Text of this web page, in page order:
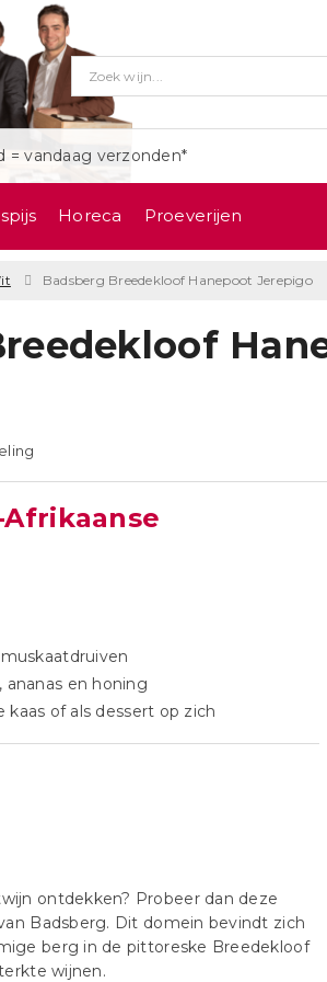
= vandaag verzonden*
Horeca Proeverijen
Badsberg Breedekloof Hanepoot Jerepigo
ananas en honing
kaas of als dessert op zich
ontdekken? Probeer dan deze
Badsberg. Dit domein bevindt zich
berg in de pittoreske Breedekloof
wijnen.